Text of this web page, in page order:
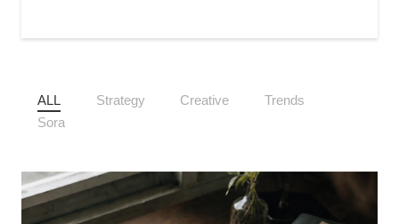
ALL Strategy Creative
Trends
Sora